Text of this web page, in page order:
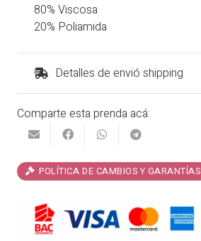
80% Viscosa
20% Poliamida
Detalles de envió shipping
Comparte esta prenda acá:
POLÍTICA DE CAMBIOS Y GARANTÍAS